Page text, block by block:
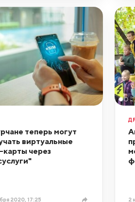
теперь могут
виртуальные
карты через
2020, 17:25 2